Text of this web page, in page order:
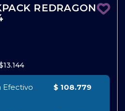
REDRAGON
Efectivo
$ 108.779